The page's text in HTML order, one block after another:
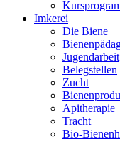
Imkerei
Die Biene
Jugendarbeit
Belegstellen
Zucht
Apitherapie
Tracht
Bio-